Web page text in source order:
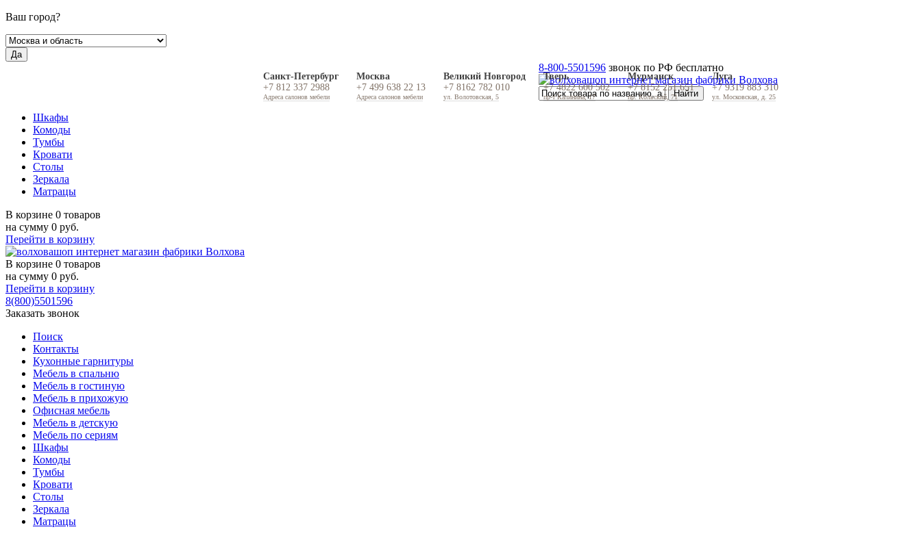
Ваш город?
Да
Санкт-Петербург
+7 812 337 2988
Адреса салонов мебели
Москва
+7 499 638 22 13
Адреса салонов мебели
Великий Новгород
+7 8162 782 010
ул. Волотовская, 5
Тверь
+7 4822 600 502
пр-т Калинина, 17
Мурманск
+7 8152 251 651
пр. Кольский, 71
Луга
+7 9319 883 310
ул. Московская, д. 25
8-800-5501596 звонок по РФ бесплатно
Шкафы
Комоды
Тумбы
Кровати
Столы
Зеркала
Матрацы
В корзине 0 товаров
на сумму 0 руб.
Перейти в корзину
В корзине 0 товаров
на сумму 0 руб.
Перейти в корзину
8(800)5501596
Заказать звонок
Поиск
Контакты
Кухонные гарнитуры
Мебель в спальню
Мебель в гостиную
Мебель в прихожую
Офисная мебель
Мебель в детскую
Мебель по сериям
Шкафы
Комоды
Тумбы
Кровати
Столы
Зеркала
Матрацы